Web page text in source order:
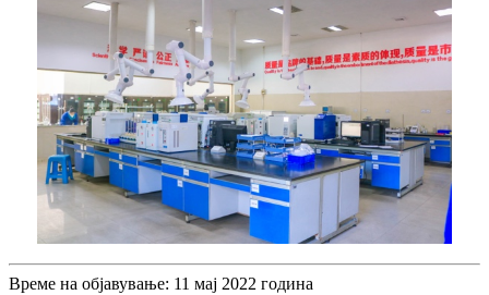
Време на објавување: 11 мај 2022 година